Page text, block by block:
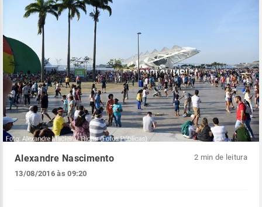
Alexandre Nascimento
13/08/2016 às 09:20
2 min de leitura